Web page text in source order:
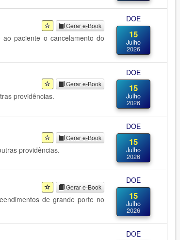
Gerar e-Book
paciente o cancelamento do
DOE
15
Julho
2026
Gerar e-Book
providências.
DOE
15
Julho
2026
Gerar e-Book
providências.
DOE
15
Julho
2026
Gerar e-Book
de grande porte no
DOE
15
Julho
2026
DOE